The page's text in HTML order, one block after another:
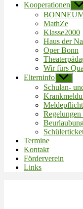
Kooperationen
MathZe
Klasse2000
Haus der
Oper Bonn
Wir fürs
Elterninfo
Schulan-
Termine
Kontakt
Förderverein
Links